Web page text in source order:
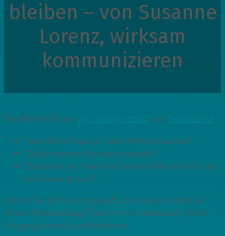
bleiben – von Susanne
Lorenz, wirksam
kommunizieren
Veröffentlicht am 25. Oktober 2024von Cedrik Lutz
“Von Ihnen habe ich aber mehr erwartet!”
“Dafür werden Sie doch bezahlt!“
“Das kann Ihr Team viel besser. Warum sieht das
bei Ihnen so aus?“
Hören Sie als Führungskraft auch solche Sätze in
Ihrem Arbeitsalltag? Dann ist es interessant, Ihren
Umgang damit zu reflektieren.